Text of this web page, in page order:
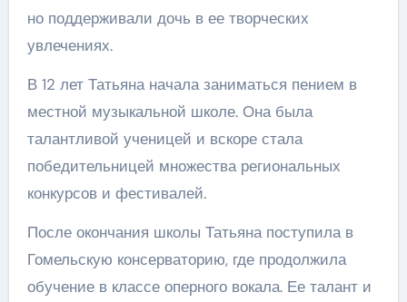
но поддерживали дочь в ее творческих
увлечениях.
В 12 лет Татьяна начала заниматься пением в
местной музыкальной школе. Она была
талантливой ученицей и вскоре стала
победительницей множества региональных
конкурсов и фестивалей.
После окончания школы Татьяна поступила в
Гомельскую консерваторию, где продолжила
обучение в классе оперного вокала. Ее талант и